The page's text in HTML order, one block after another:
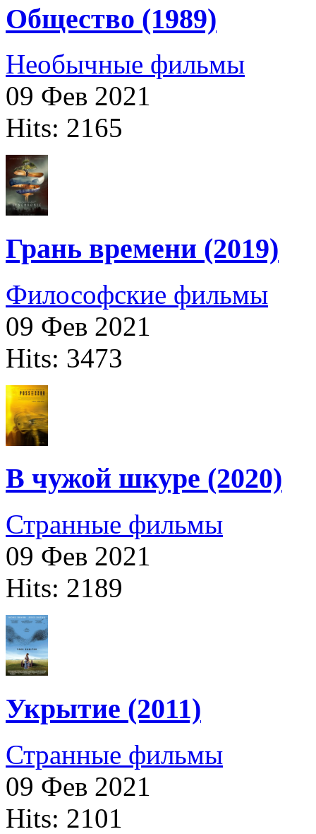
Общество (1989)
Необычные фильмы
09 Фев 2021
Hits: 2165
Грань времени (2019)
Философские фильмы
09 Фев 2021
Hits: 3473
В чужой шкуре (2020)
Странные фильмы
09 Фев 2021
Hits: 2189
Укрытие (2011)
Странные фильмы
09 Фев 2021
Hits: 2101